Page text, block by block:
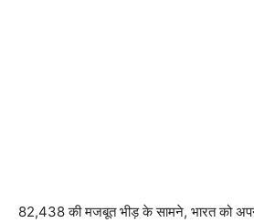
82,438 की मजबूत भीड़ के सामने, भारत को